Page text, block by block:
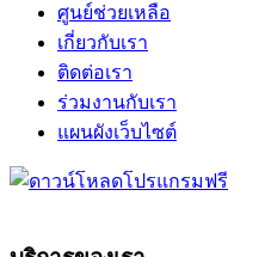
ศูนย์ช่วยเหลือ
เกี่ยวกับเรา
ติดต่อเรา
ร่วมงานกับเรา
แผนผังเว็บไซต์